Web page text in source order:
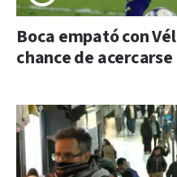
Boca empató con
chance de